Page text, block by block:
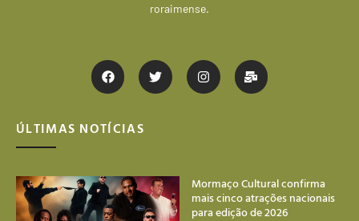
roraimense.
ÚLTIMAS NOTÍCIAS
Mormaço Cultural confirma
mais cinco atrações nacionais
para edição de 2026